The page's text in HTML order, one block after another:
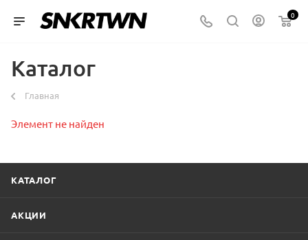
0
Каталог
Главная
Элемент не найден
КАТАЛОГ
АКЦИИ